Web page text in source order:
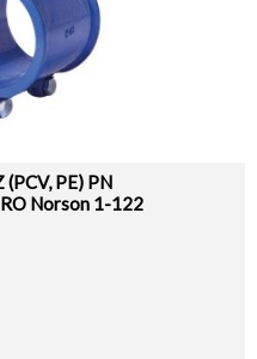
PE) PN
Norson 1-122